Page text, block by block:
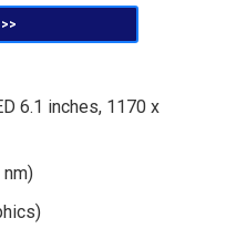
6.1 inches, 1170 x